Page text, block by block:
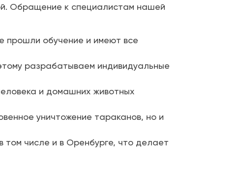
Обращение к специалистам нашей
прошли обучение и имеют все
разрабатываем индивидуальные
и домашних животных
уничтожение тараканов, но и
числе и в Оренбурге, что делает